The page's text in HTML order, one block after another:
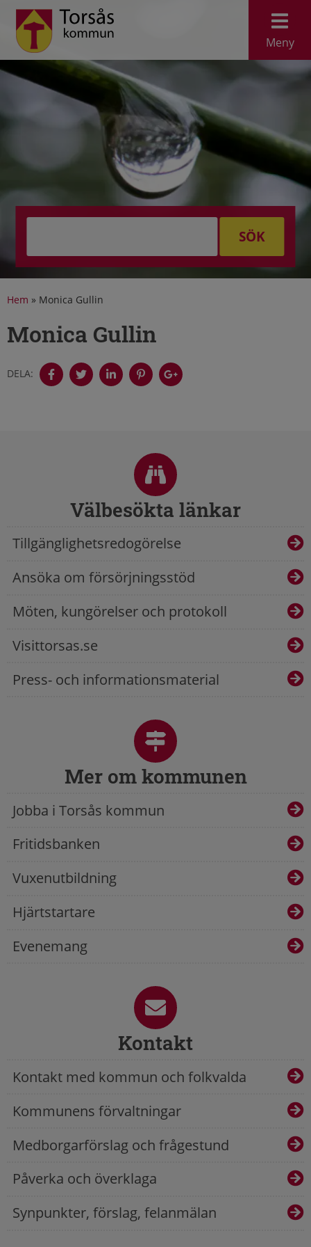
Meny
SÖK
Hem » Monica Gullin
Monica Gullin
DELA:
Välbesökta länkar
Tillgänglighetsredogörelse
Ansöka om försörjningsstöd
Möten, kungörelser och protokoll
Visittorsas.se
Press- och informationsmaterial
Mer om kommunen
Jobba i Torsås kommun
Fritidsbanken
Vuxenutbildning
Hjärtstartare
Evenemang
Kontakt
Kontakt med kommun och folkvalda
Kommunens förvaltningar
Medborgarförslag och frågestund
Påverka och överklaga
Synpunkter, förslag, felanmälan